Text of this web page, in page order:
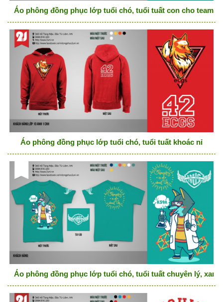
Áo phông đồng phục lớp tuổi chó, tuổi tuất con cho team
Áo phông đồng phục lớp tuổi chó, tuổi tuất khoác nỉ
Áo phông đồng phục lớp tuổi chó, tuổi tuất chuyên lý, xanh